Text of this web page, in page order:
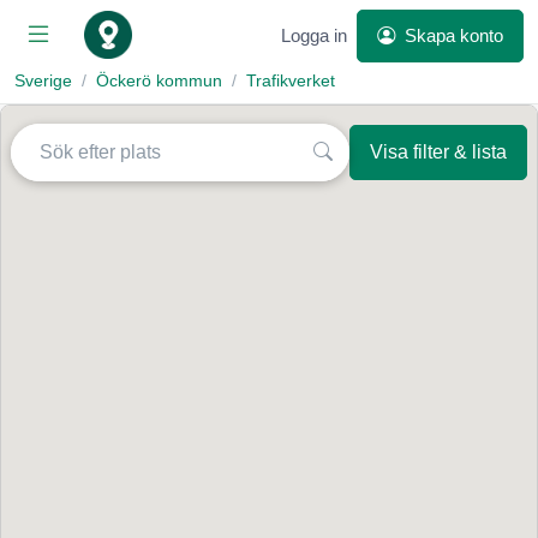
Logga in Skapa konto
Sverige Öckerö kommun Trafikverket
Visa filter & lista